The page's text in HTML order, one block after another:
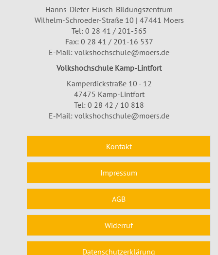
Hanns-Dieter-Hüsch-Bildungszentrum
Wilhelm-Schroeder-Straße 10 | 47441 Moers
Tel: 0 28 41 / 201-565
Fax: 0 28 41 / 201-16 537
E-Mail: volkshochschule@moers.de
Volkshochschule Kamp-Lintfort
Kamperdickstraße 10 - 12
47475 Kamp-Lintfort
Tel: 0 28 42 / 10 818
E-Mail: volkshochschule@moers.de
Kontakt
Impressum
AGB
Widerruf
Datenschutzerklärung